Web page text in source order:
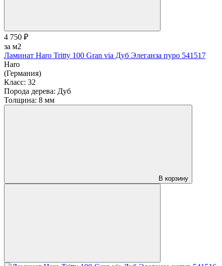
4 750 ₽
за м2
Ламинат Haro Tritty 100 Gran via Дуб Элеганза пуро 541517
Haro
(Германия)
Класс: 32
Порода дерева: Дуб
Толщина: 8 мм
В корзину